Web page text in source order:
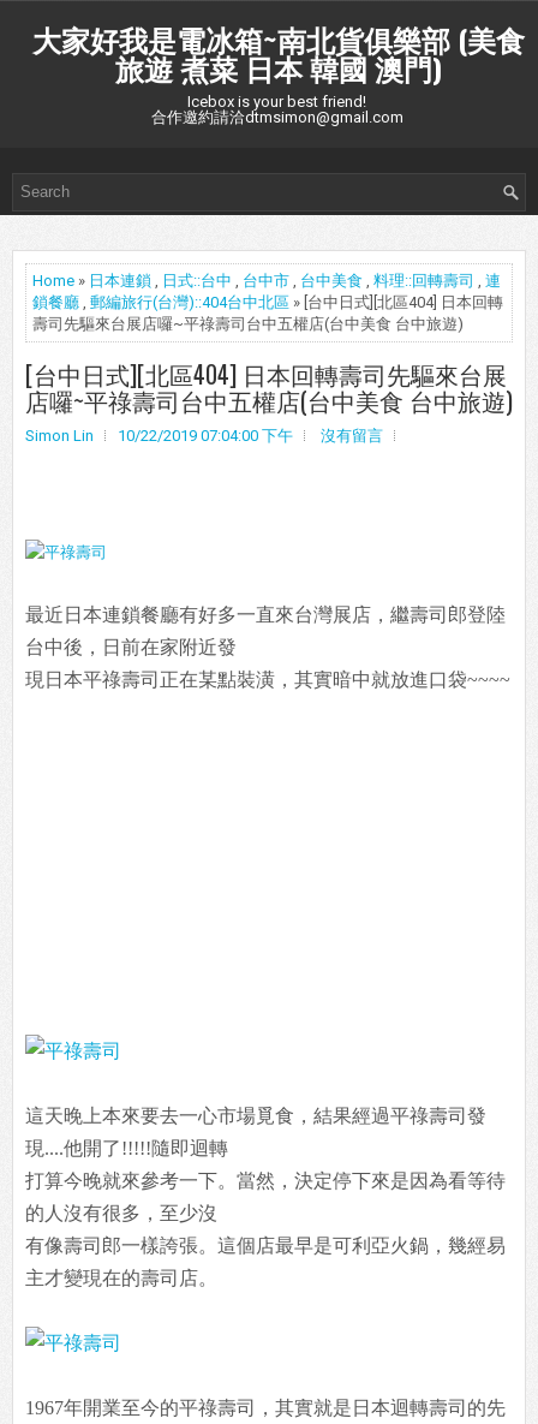
大家好我是電冰箱~南北貨俱樂部 (美食
旅遊 煮菜 日本 韓國 澳門)
Icebox is your best friend!
合作邀約請洽dtmsimon@gmail.com
Home » 日本連鎖 , 日式::台中 , 台中市 , 台中美食 , 料理::回轉壽司 , 連
鎖餐廳 , 郵編旅行(台灣)::404台中北區 » [台中日式][北區404] 日本回轉
壽司先驅來台展店囉~平祿壽司台中五權店(台中美食 台中旅遊)
[台中日式][北區404] 日本回轉壽司先驅來台展
店囉~平祿壽司台中五權店(台中美食 台中旅遊)
Simon Lin 10/22/2019 07:04:00 下午 沒有留言
最近日本連鎖餐廳有好多一直來台灣展店，繼壽司郎登陸
台中後，日前在家附近發
現日本平祿壽司正在某點裝潢，其實暗中就放進口袋~~~~
這天晚上本來要去一心市場覓食，結果經過平祿壽司發
現....他開了!!!!!隨即迴轉
打算今晚就來參考一下。當然，決定停下來是因為看等待
的人沒有很多，至少沒
有像壽司郎一樣誇張。這個店最早是可利亞火鍋，幾經易
主才變現在的壽司店。
1967年開業至今的平祿壽司，其實就是日本迴轉壽司的先